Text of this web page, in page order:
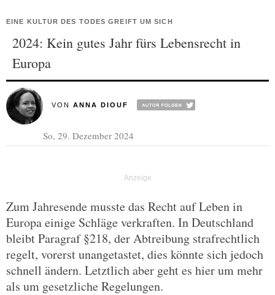
EINE KULTUR DES TODES GREIFT UM SICH
2024: Kein gutes Jahr fürs Lebensrecht in
Europa
VON ANNA DIOUF
So, 29. Dezember 2024
Zum Jahresende musste das Recht auf Leben in
Europa einige Schläge verkraften. In Deutschland
bleibt Paragraf §218, der Abtreibung strafrechtlich
regelt, vorerst unangetastet, dies könnte sich jedoch
schnell ändern. Letztlich aber geht es hier um mehr
als um gesetzliche Regelungen.